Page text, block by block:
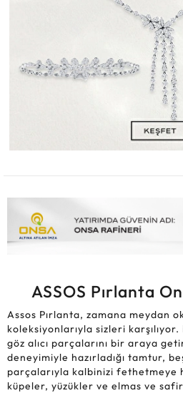
ASSOS Pırlanta
Assos Pırlanta, zamana meydan
koleksiyonlarıyla sizleri karşılıyor.
göz alıcı parçalarını bir araya
deneyimiyle hazırladığı tamtur,
parçalarıyla kalbinizi fethetmeye
küpeler, yüzükler ve elmas ve